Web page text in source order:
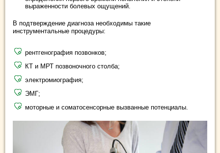
выраженности болевых ощущений.
В подтверждение диагноза необходимы такие
инструментальные процедуры:
рентгенография позвонков;
КТ и МРТ позвоночного столба;
электромиография;
ЭМГ;
моторные и соматосенсорные вызванные потенциалы.